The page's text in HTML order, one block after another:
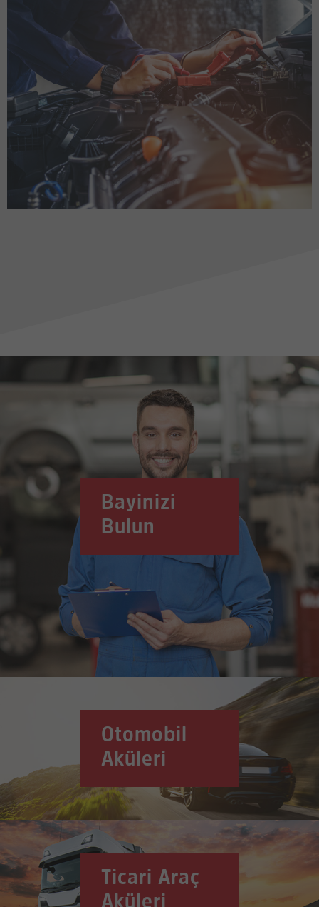
Bayinizi
Bulun
Otomobil
Aküleri
Ticari Araç